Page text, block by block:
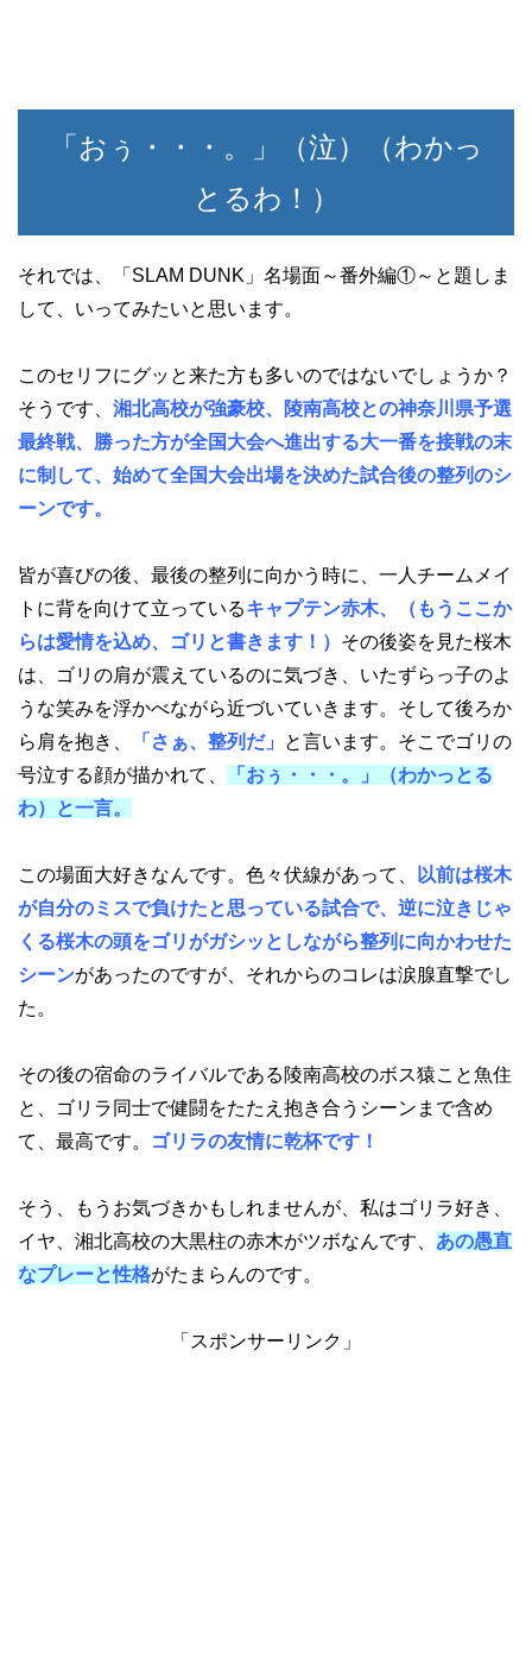
「おぅ・・・。」（泣）（わかっ
とるわ！）
それでは、「SLAM DUNK」名場面～番外編①～と題しま
して、いってみたいと思います。
このセリフにグッと来た方も多いのではないでしょうか？
そうです、 湘北高校が強豪校、陵南高校との神奈川県予選
最終戦、勝った方が全国大会へ進出する大一番を接戦の末
に制して、始めて全国大会出場を決めた試合後の整列のシ
ーンです。
皆が喜びの後、最後の整列に向かう時に、一人チームメイ
トに背を向けて立っているキャプテン赤木、
（もうここか
らは愛情を込め、ゴリと書きます！） その後姿を見た桜木
は、ゴリの肩が震えているのに気づき、いたずらっ子のよ
うな笑みを浮かべながら近づいていきます。そして後ろか
ら肩を抱き、
「さぁ、整列だ」
と言います。そこでゴリの
号泣する顔が描かれて、
「おぅ・・・。」（わかっとる
わ）と一言。
この場面大好きなんです。色々伏線があって、 以前は桜木
が自分のミスで負けたと思っている試合で、逆に泣きじゃ
くる桜木の頭をゴリがガシッとしながら整列に向かわせた
シーンがあったのですが、それからのコレは涙腺直撃でし
た。
その後の宿命のライバルである陵南高校のボス猿こと魚住
と、ゴリラ同士で健闘をたたえ抱き合うシーンまで含め
て、最高です。
ゴリラの友情に乾杯です！
そう、もうお気づきかもしれませんが、私はゴリラ好き、
イヤ、湘北高校の大黒柱の赤木がツボなんです、 あの愚直
なプレーと性格がたまらんのです。
「スポンサーリンク」